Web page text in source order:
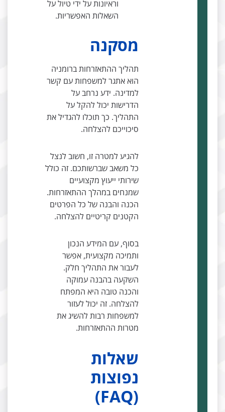
וראיונות על ידי טיול על
השאלות האפשריות.
מסקנה
תהליך ההתאזרחות ברומניה
הוא אתגר למשפחות עם קשר
למדינה. ידע נרחב על
הדרישות יכול להקל על
התהליך. כך תוכלו להגדיל את
סיכוייכם להצלחה.
להגיע למטרה זו, חשוב לנצל
כל משאב שברשותכם. זה כולל
שירותי ייעוץ מקצועיים
שמנחים במהלך ההתאזרחות.
הכנה והבנה של כל הפרטים
הקטנים קריטיים להצלחה.
בסוף, עם המידע הנכון
ותמיכה מקצועית, אפשר
לעבור את התהליך חלק.
השקעה בהבנה עמוקה
והכנה טובה היא המפתח
להצלחה. זה יכול לעזור
למשפחות רבות להשיג את
מטרות ההתאזרחות.
שאלות
נפוצות